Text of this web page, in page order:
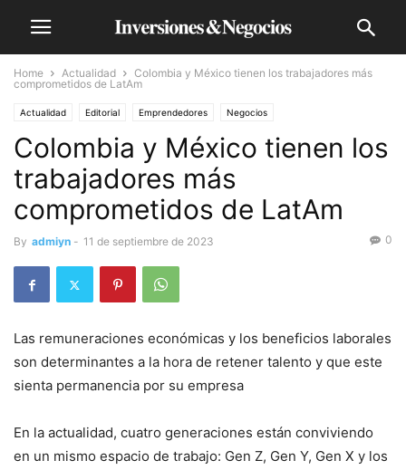
Home Actualidad
Colombia y México tienen los trabajadores más
comprometidos de LatAm
Actualidad Editorial Emprendedores Negocios
Colombia y México tienen los
trabajadores más
comprometidos de LatAm
By admiyn - 11 de septiembre de 2023 0
Las remuneraciones económicas y los beneficios laborales
son determinantes a la hora de retener talento y que este
sienta permanencia por su empresa
En la actualidad, cuatro generaciones están conviviendo
en un mismo espacio de trabajo: Gen Z, Gen Y, Gen X y los